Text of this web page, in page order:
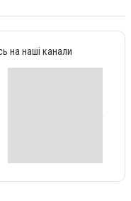
на наші канали